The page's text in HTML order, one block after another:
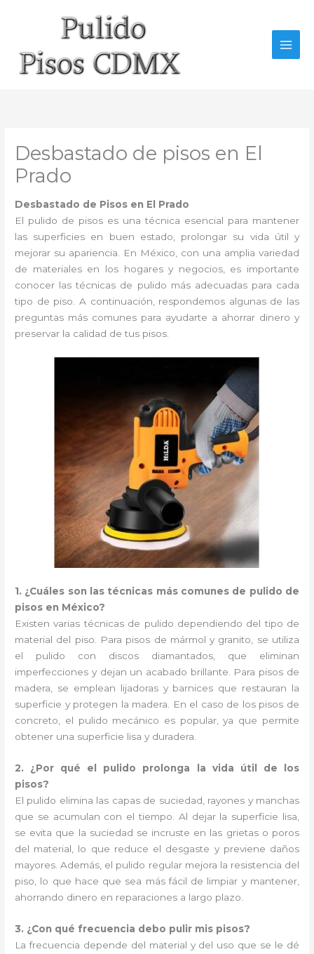
Desbastado de pisos en El
Prado
Desbastado de Pisos en El Prado
El pulido de pisos es una técnica esencial para mantener
las superficies en buen estado, prolongar su vida útil y
mejorar su apariencia. En México, con una amplia variedad
de materiales en los hogares y negocios, es importante
conocer las técnicas de pulido más adecuadas para cada
tipo de piso. A continuación, respondemos algunas de las
preguntas más comunes para ayudarte a ahorrar dinero y
preservar la calidad de tus pisos.
1. ¿Cuáles son las técnicas más comunes de pulido de
pisos en México?
Existen varias técnicas de pulido dependiendo del tipo de
material del piso. Para pisos de mármol y granito, se utiliza
el pulido con discos diamantados, que eliminan
imperfecciones y dejan un acabado brillante. Para pisos de
madera, se emplean lijadoras y barnices que restauran la
superficie y protegen la madera. En el caso de los pisos de
concreto, el pulido mecánico es popular, ya que permite
obtener una superficie lisa y duradera.
2. ¿Por qué el pulido prolonga la vida útil de los
pisos?
El pulido elimina las capas de suciedad, rayones y manchas
que se acumulan con el tiempo. Al dejar la superficie lisa,
se evita que la suciedad se incruste en las grietas o poros
del material, lo que reduce el desgaste y previene daños
mayores. Además, el pulido regular mejora la resistencia del
piso, lo que hace que sea más fácil de limpiar y mantener,
ahorrando dinero en reparaciones a largo plazo.
3. ¿Con qué frecuencia debo pulir mis pisos?
La frecuencia depende del material y del uso que se le dé